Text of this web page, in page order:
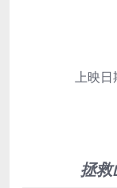
上映日
拯